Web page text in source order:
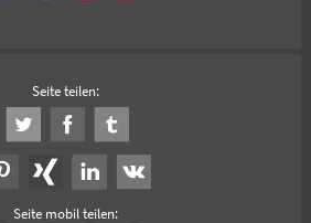
Seite teilen:
Seite mobil teilen: